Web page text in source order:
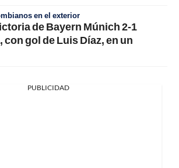
en el exterior
de Bayern Múnich 2-1
con gol de Luis Díaz, en un
PUBLICIDAD